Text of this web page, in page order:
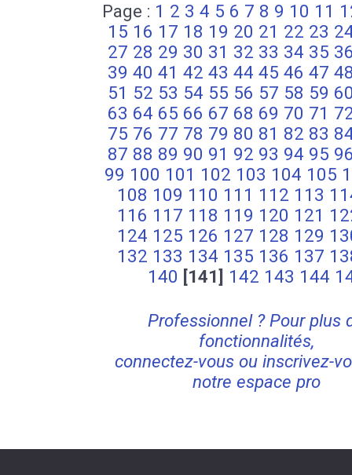
Page : 1 2 3 4 5 6 7 8 9 10 11
15 16 17 18 19 20 21 22 23
27 28 29 30 31 32 33 34 35
39 40 41 42 43 44 45 46 47
51 52 53 54 55 56 57 58 59
63 64 65 66 67 68 69 70 71
75 76 77 78 79 80 81 82 83
87 88 89 90 91 92 93 94 95
99 100 101 102 103 104 105
108 109 110 111 112 113
116 117 118 119 120 121
124 125 126 127 128 129
132 133 134 135 136 137
140 [141] 142 143 144
Professionnel ? Pour plus
fonctionnalités,
connectez-vous ou inscrivez-
notre espace pro